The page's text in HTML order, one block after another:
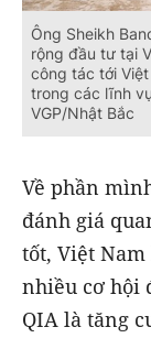
Ông Sheikh
rộng đầu tư tại
công tác tới
trong các lĩnh
VGP/Nhật Bắc
Về phần
đánh giá
tốt, Việt
nhiều cơ hội
QIA là tăng